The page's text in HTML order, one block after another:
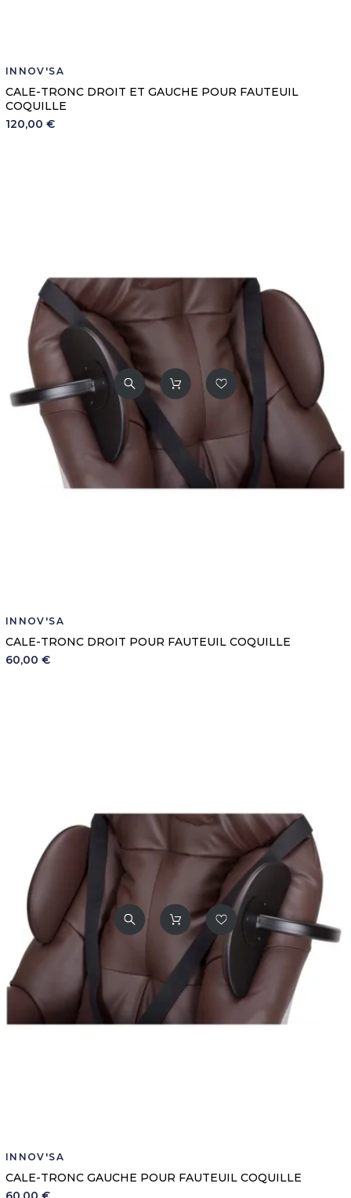
INNOV'SA
CALE-TRONC DROIT ET GAUCHE POUR FAUTEUIL
COQUILLE
120,00 €
INNOV'SA
CALE-TRONC DROIT POUR FAUTEUIL COQUILLE
60,00 €
INNOV'SA
CALE-TRONC GAUCHE POUR FAUTEUIL COQUILLE